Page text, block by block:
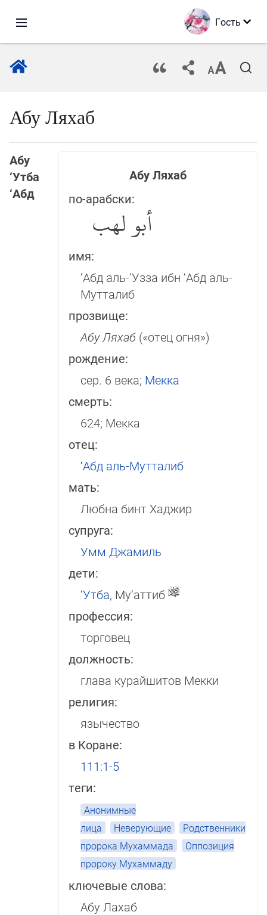
Гость
Абу Ляхаб
Абу Ляхаб
по-арабски:
أبو لهب
имя:
‘Абд аль-‘Узза ибн ‘Абд аль-
Мутталиб
прозвище:
Абу Ляхаб («отец огня»)
рождение:
сер. 6 века; Мекка
смерть:
624; Мекка
отец:
‘Абд аль-Мутталиб
мать:
Любна бинт Хаджир
супруга:
Умм Джамиль
дети:
‘Утба, Му‘аттиб
профессия:
торговец
должность:
глава курайшитов Мекки
религия:
язычество
в Коране:
111:1-5
теги:
Анонимные
лица
Неверующие
Родственники
пророка Мухаммада
Оппозиция
пророку Мухаммаду
ключевые слова:
Абу Лахаб
Абу
‘Утба
‘Абд